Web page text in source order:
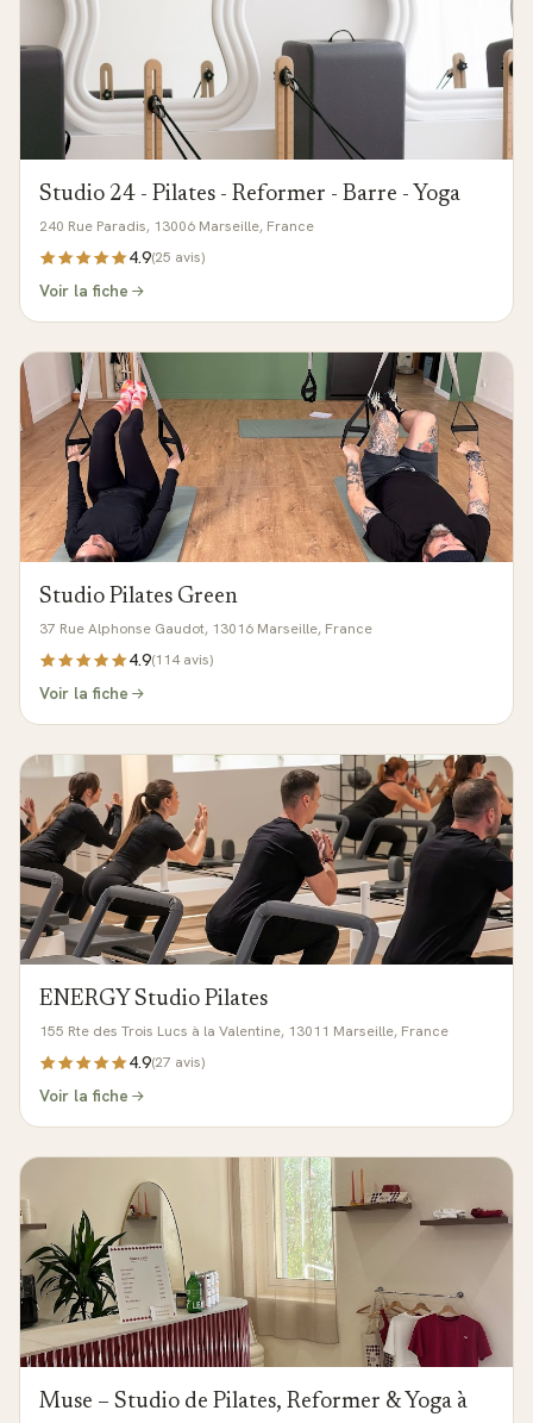
Studio 24 - Pilates - Reformer - Barre - Yoga
240 Rue Paradis, 13006 Marseille, France
4.9(25 avis)
Voir la fiche
Studio Pilates Green
37 Rue Alphonse Gaudot, 13016 Marseille, France
4.9(114avis)
Voir la fiche
ENERGY Studio Pilates
155 Rte des Trois Lucs à la Valentine, 13011 Marseille, France
4.9(27 avis)
Voir la fiche
Muse – Studio de Pilates, Reformer & Yoga à